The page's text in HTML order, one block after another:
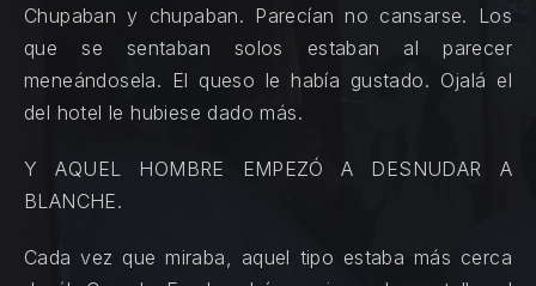
Chupaban y chupaban. Parecían no cansarse. Los
que se sentaban solos estaban al parecer
meneándosela. El queso le había gustado. Ojalá el
del hotel le hubiese dado más.
Y AQUEL HOMBRE EMPEZÓ A DESNUDAR A
BLANCHE.
Cada vez que miraba, aquel tipo estaba más cerca